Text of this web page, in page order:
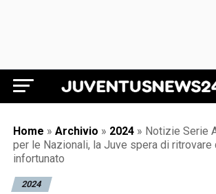
Juventus News 24
Home » Archivio » 2024 » Notizie Serie
per le Nazionali, la Juve spera di ritrovare
infortunato
2024